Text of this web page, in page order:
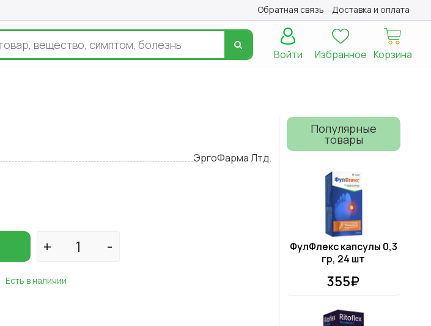
Обратная связь Доставка и оплата
Корзина
Избранное
Войти
ЭргоФарма Лтд.
Есть в наличии
Популярные
товары
ФулФлекс капсулы 0,3
гр, 24 шт
355₽